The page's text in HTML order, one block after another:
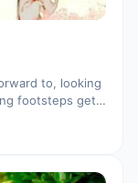
to, looking
footsteps get